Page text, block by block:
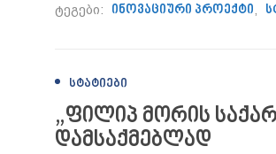
ტეგები: ინოვაციური პროექტი,
ᲡᲢᲐᲢᲘᲔᲑᲘ
„ფილიპ მორის
დამსაქმებლად